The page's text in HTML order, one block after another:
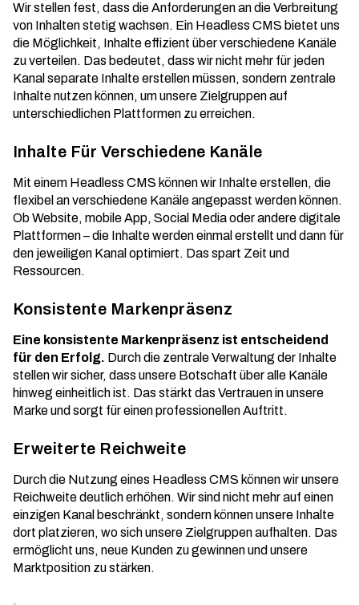
Wir stellen fest, dass die Anforderungen an die Verbreitung
von Inhalten stetig wachsen. Ein Headless CMS bietet uns
die Möglichkeit, Inhalte effizient über verschiedene Kanäle
zu verteilen. Das bedeutet, dass wir nicht mehr für jeden
Kanal separate Inhalte erstellen müssen, sondern zentrale
Inhaltenutzen können, um unsere Zielgruppen auf
unterschiedlichen Plattformen zu erreichen.
Inhalte Für Verschiedene Kanäle
Mit einem Headless CMS können wir Inhalte erstellen, die
flexibel an verschiedene Kanäle angepasst werden können.
Ob Website, mobile App, Social Media oder andere digitale
Plattformen – die Inhalte werden einmal erstellt und dann für
den jeweiligen Kanal optimiert. Das spart Zeit und
Ressourcen.
Konsistente Markenpräsenz
Eine konsistente Markenpräsenz ist entscheidend
für den Erfolg. Durch die zentrale Verwaltung der Inhalte
stellen wir sicher, dass unsere Botschaft über alle Kanäle
hinweg einheitlich ist. Das stärkt das Vertrauen in unsere
Marke und sorgt für einen professionellen Auftritt.
Erweiterte Reichweite
Durch die Nutzung eines Headless CMS können wir unsere
Reichweite deutlich erhöhen. Wir sind nicht mehr auf einen
einzigen Kanal beschränkt, sondern können unsere Inhalte
dort platzieren, wo sich unsere Zielgruppen aufhalten. Das
ermöglicht uns, neue Kunden zu gewinnen und unsere
Marktposition zu stärken.